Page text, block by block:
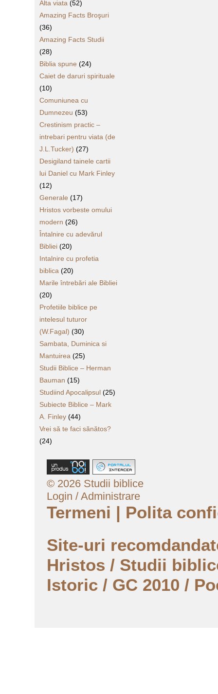
Alta viata (52)
Amazing Facts Broşuri
(36)
Amazing Facts Studii
(28)
Biblia spune (24)
Caiet de daruri spirituale
(10)
Comuniunea cu
Dumnezeu (53)
Crestinism practic –
intrebari pentru viata (de
J.L.Tucker) (27)
Desigiland tainele cartii
lui Daniel cu Mark Finley
(12)
Generale (17)
Hristos vorbeste omului
modern (26)
Întalnire cu adevărul
Bibliei(20)
Intalnire cu profetia
biblica (20)
Marile întrebări ale Bibliei
(20)
Profetiile biblice pe
intelesul tuturor
(W.Fagal) (30)
Sambata, Duminica si
Mantuirea (25)
Studii Biblice – Herman
Bauman (15)
Studiind Apocalipsul(25)
Subiecte Biblice – Mark
A. Finley(44)
Vrei să te faci sănătos?
(24)
© 2026 Studii biblice
Login / Administrare
Termeni | Polita
Site-uri
Hristos / Studii
Istoric/ GC 2010 /